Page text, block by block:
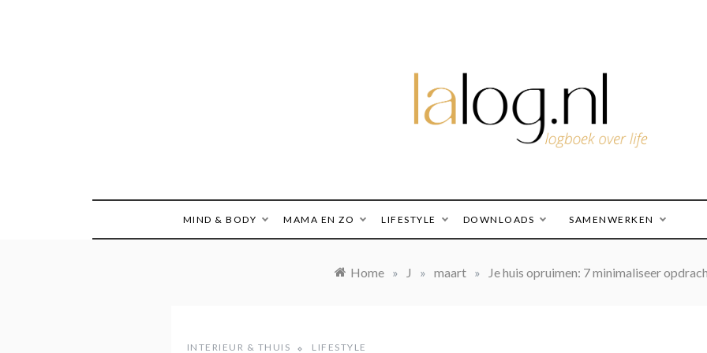
MIND & BODY MAMA EN ZO LIFESTYLE DOWNLOADS SAMENWERKEN
Home » J » maart » Je huis opruimen: 7 minimaliseer
INTERIEUR & THUIS LIFESTYLE